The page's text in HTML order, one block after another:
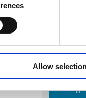
Allow
Ring